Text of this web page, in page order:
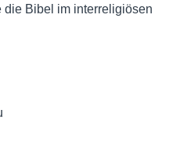
Bibel im interreligiösen